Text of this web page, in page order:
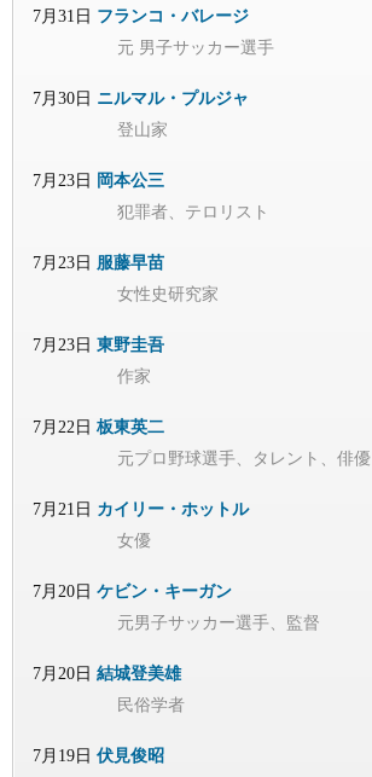
7月31日 フランコ・バレージ
元 男子サッカー選手
7月30日 ニルマル・プルジャ
登山家
7月23日 岡本公三
犯罪者、テロリスト
7月23日 服藤早苗
女性史研究家
7月23日 東野圭吾
作家
7月22日 板東英二
元プロ野球選手、タレント、俳優
7月21日 カイリー・ホットル
女優
7月20日 ケビン・キーガン
元男子サッカー選手、監督
7月20日 結城登美雄
民俗学者
7月19日 伏見俊昭